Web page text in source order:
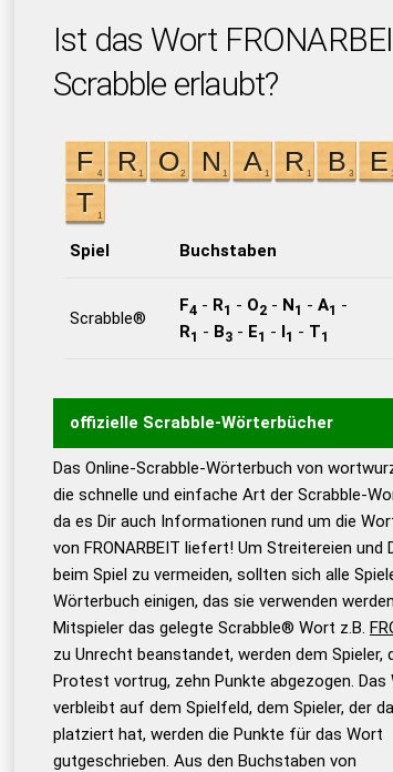
Ist das Wort
Scrabble erlaubt?
Spiel Buchstaben
Scrabble®
F4 - R1 - O2- N1 - A1 -
R1 - B3- E1 - I1 - T1
offizielle Scrabble-Wörterbücher
Wortwurzel liefert mit Hilfe eines
Wortanalyse-Algorithmus gute
Wortbedeutung, Worttrennung und
Gültigkeit eines Wortes für das Scrabble-
bestimmen! zugelassene Turnier Scrabble-
Wörterbücher sind:
Duden – Standardwerk
Bänden
Duden – Richtiges und
Deutsch
Das Online-Scrabble-Wörterbuch von
die schnelle und einfache Art der Scrabble-
da es Dir auch Informationen rund um die
von FRONARBEIT liefert! Um Streitereien und
beim Spiel zu vermeiden, sollten sich alle
Wörterbuch einigen, das sie verwenden
Mitspieler das gelegte Scrabble® Wort z.B.
zu Unrecht beanstandet, werden dem Spieler,
Protest vortrug, zehn Punkte abgezogen. Das
verbleibt auf dem Spielfeld, dem Spieler, der
platziert hat, werden die Punkte für das Wort
gutgeschrieben. Aus den Buchstaben von